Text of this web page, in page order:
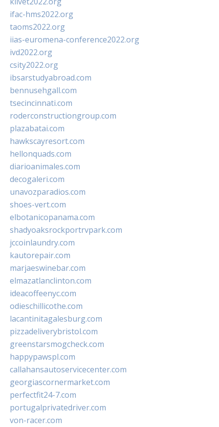
ifac-hms2022.org
taoms2022.org
iias-euromena-conference2022.org
ivd2022.org
csity2022.org
ibsarstudyabroad.com
bennusehgall.com
tsecincinnati.com
roderconstructiongroup.com
plazabatai.com
hawkscayresort.com
hellonquads.com
diarioanimales.com
decogaleri.com
unavozparadios.com
shoes-vert.com
elbotanicopanama.com
shadyoaksrockportrvpark.com
jccoinlaundry.com
kautorepair.com
marjaeswinebar.com
elmazatlanclinton.com
ideacoffeenyc.com
odieschillicothe.com
lacantinitagalesburg.com
pizzadeliverybristol.com
greenstarsmogcheck.com
happypawspl.com
callahansautoservicecenter.com
georgiascornermarket.com
perfectfit24-7.com
portugalprivatedriver.com
von-racer.com